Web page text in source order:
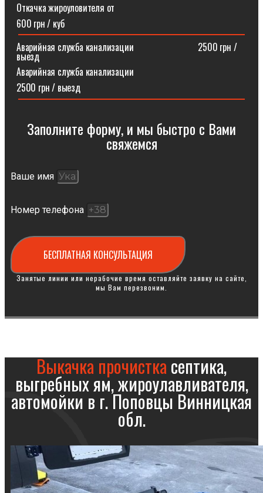
Откачка жироуловителя от
600 грн / куб
Аварийная служба канализации ⠀⠀⠀⠀⠀⠀⠀⠀⠀2500 грн /
выезд
Аварийная служба канализации
2500 грн / выезд
Заполните форму, и мы быстро с Вами
свяжемся​
Ваше имя
Номер телефона
БЕСПЛАТНАЯ КОНСУЛЬТАЦИЯ
Занятые линии или нерабочие время оставляйте заявку на сайте,
мы Вам перезвоним.
Выкачка прочисткасептика,
выгребных ям, жироулавливателя,
автомойки в г. Поповцы Винницкая
обл.